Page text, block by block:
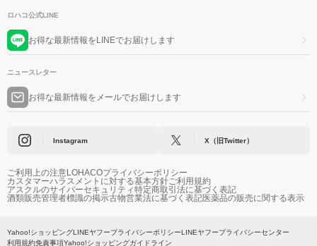
ロハコ公式LINE
お得な最新情報をLINEでお届けします
ニュースレター
お得な最新情報をメールでお届けします
Instagram X（旧Twitter）
ご利用上の注意LOHACOプライバシーポリシー
カスタマーハラスメントに対する基本方針ご利用規約
アスクルのサイバーセキュリティ特定商取引法に基づく表記
酒類販売管理者標識の掲示古物営業法に基づく表記医薬品の販売に関する表示
Yahoo!ショッピングLINEヤフープライバシーポリシーLINEヤフープライバシーセンター
利用規約免責事項Yahoo!ショッピングガイドライン